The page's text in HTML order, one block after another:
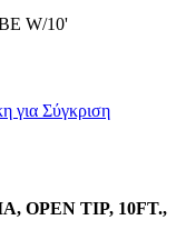
W/10'
για Σύγκριση
OPEN TIP, 10FT.,